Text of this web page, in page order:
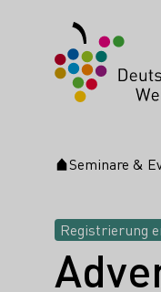
Startseite
Seminare &
Registrierung